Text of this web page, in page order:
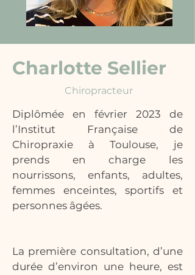
Charlotte Sellier
Chiropracteur
Diplômée en février 2023 de
l’Institut Française de
Chiropraxie à Toulouse, je
prends en charge les
nourrissons, enfants, adultes,
femmes enceintes, sportifs et
personnes âgées.
La première consultation, d’une
durée d’environ une heure, est